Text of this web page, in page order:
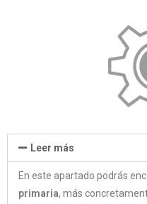
Leer más
En este apartado podrás
primaria, más